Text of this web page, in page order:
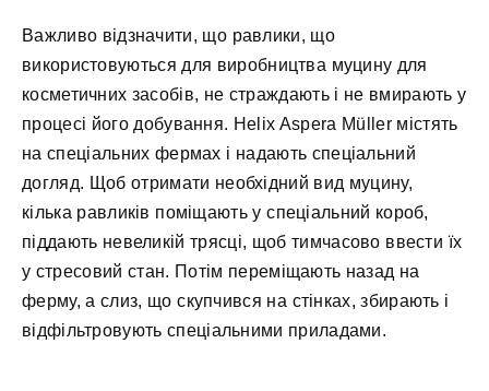
Важливо відзначити, що равлики, що
використовуються для виробництва муцину для
косметичних засобів, не страждають і не вмирають у
процесі його добування. Helix Aspera Müller містять
на спеціальних фермах і надають спеціальний
догляд. Щоб отримати необхідний вид муцину,
кілька равликів поміщають у спеціальний короб,
піддають невеликій трясці, щоб тимчасово ввести їх
у стресовий стан. Потім переміщають назад на
ферму, а слиз, що скупчився на стінках, збирають і
відфільтровують спеціальними приладами.